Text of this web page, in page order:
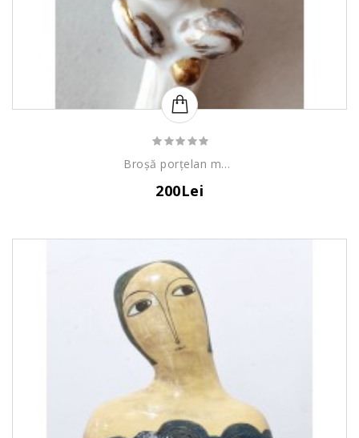
Broșă porțelan muguri
200Lei